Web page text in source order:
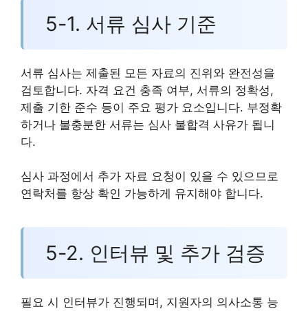
5-1. 서류 심사 기준
서류 심사는 제출된 모든 자료의 진위와 완전성을
검토합니다. 자격 요건 충족 여부, 서류의 정확성,
제출 기한 준수 등이 주요 평가 요소입니다. 부정확
하거나 불충분한 서류는 심사 불합격 사유가 됩니
다.
심사 과정에서 추가 자료 요청이 있을 수 있으므로
연락처를 항상 확인 가능하게 유지해야 합니다.
5-2. 인터뷰 및 추가 검증
필요 시 인터뷰가 진행되며, 지원자의 의사소통 능